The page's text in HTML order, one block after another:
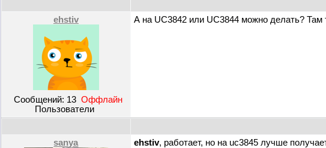
ehstiv
Сообщений: 13 Оффлайн
Пользователи
А на UC3842 или UC3844 можно делать?
sanya
ehstiv, работает, но на uc3845 лучше